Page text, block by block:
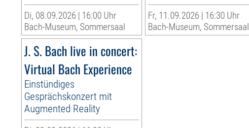
Di, 08.09.2026 | 16:00 Uhr
Bach-Museum, Sommersaal
Fr, 11.09.2026 | 16:30 Uhr
Bach-Museum, Sommersaal
J. S. Bach live in concert:
Virtual Bach Experience
Einstündiges
Gesprächskonzert mit
Augmented Reality